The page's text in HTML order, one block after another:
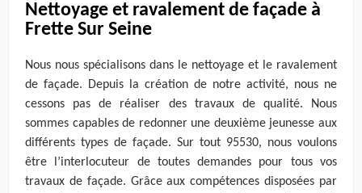
Nettoyage et ravalement de façade à
Frette Sur Seine
Nous nous spécialisons dans le nettoyage et le ravalement
de façade. Depuis la création de notre activité, nous ne
cessons pas de réaliser des travaux de qualité. Nous
sommes capables de redonner une deuxième jeunesse aux
différents types de façade. Sur tout 95530, nous voulons
être l’interlocuteur de toutes demandes pour tous vos
travaux de façade. Grâce aux compétences disposées par